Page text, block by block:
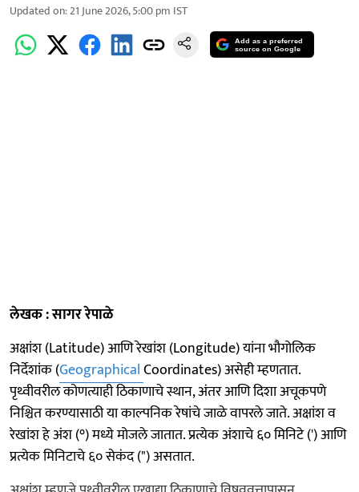
Updated on:21 June 2026, 5:00 pm IST
Add as a preferred
source on Google
लेखक : सागर रेपाळे
अक्षांश (Latitude) आणि रेखांश (Longitude) यांना भौगोलिक
निर्देशांक (GeographicalCoordinates) असेही म्हणतात.
पृथ्वीवरील कोणत्याही ठिकाणाचे स्थान, अंतर आणि दिशा अचूकपणे
निश्चित करण्यासाठी या काल्पनिक रेषांचे जाळे वापरले जाते. अक्षांश व
रेखांश हे अंश (°) मध्ये मोजले जातात. प्रत्येक अंशाचे ६० मिनिटे (') आणि
प्रत्येक मिनिटाचे ६० सेकंद (") असतात.